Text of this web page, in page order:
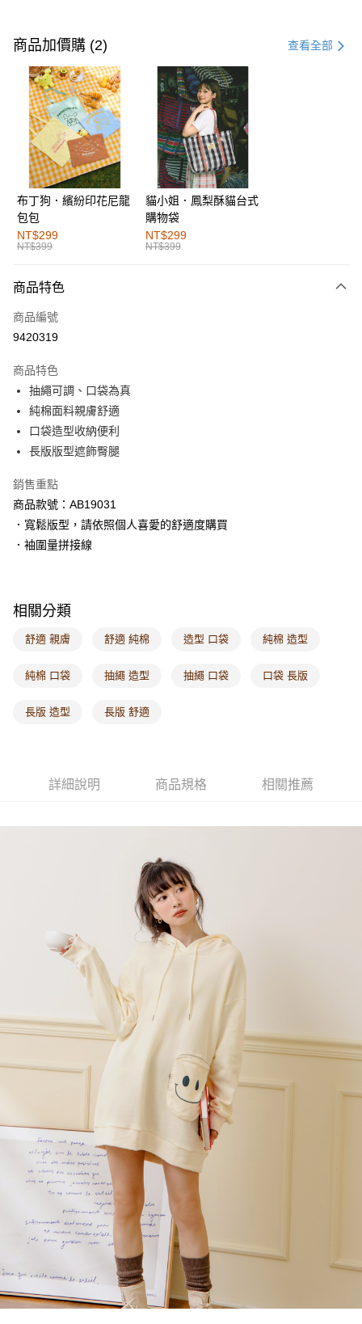
信用卡一次付款
購物金
超商取貨付款
LINE Pay
街口支付
運送方式
全家取貨付款
每筆NT$60，滿NT$1,000(含以上)免運費
付款後全家取貨
萊爾富取貨付款
付款後萊爾富取貨
每筆NT$60，滿NT$1,000(含以上)免運費
7-11取貨付款
每筆NT$60，滿NT$1,000(含以上)免運費
付款後7-11取貨
每筆NT$60，滿NT$1,000(含以上)免運費
宅配
每筆NT$60，滿NT$1,000(含以上)免運費
海外配送-港/澳/新/馬/泰國專屬 查看運費
海外配送-其他亞洲地區 查看運費
商品加價購 (2) 查看全部
布丁狗．繽紛印花尼龍
包包
NT$299
NT$399
貓小姐．鳳梨酥貓台式
購物袋
NT$299
NT$399
商品特色
商品編號
9420319
商品特色
抽繩可調、口袋為真
純棉面料親膚舒適
口袋造型收納便利
長版版型遮飾臀腿
銷售重點
商品款號：AB19031
．寬鬆版型，請依照個人喜愛的舒適度購買
．袖圍量拼接線
相關分類
舒適 親膚 舒適 純棉 造型 口袋 純棉 造型
純棉 口袋 抽繩 造型 抽繩 口袋 口袋 長版
長版 造型 長版 舒適
詳細說明 商品規格 相關推薦